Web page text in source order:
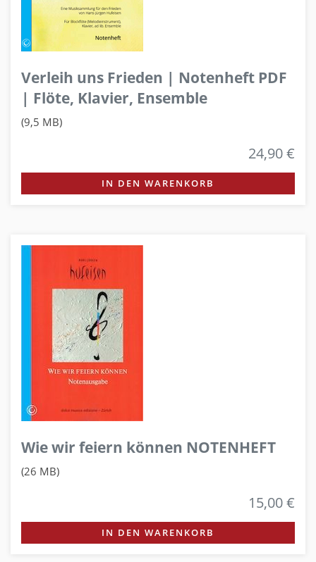
Verleih uns Frieden | Notenheft PDF
| Flöte, Klavier, Ensemble
(9,5 MB)
24,90 €
IN DEN WARENKORB
Wie wir feiern können NOTENHEFT
(26 MB)
15,00 €
IN DEN WARENKORB